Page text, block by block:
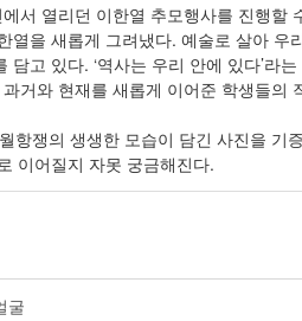
서 열리던 이한열 추모행사를 진행할
을 새롭게 그려냈다. 예술로 살아 우
고 있다. ‘역사는 우리 안에 있다’라는
거와 현재를 새롭게 이어준 학생들의
쟁의 생생한 모습이 담긴 사진을 기
이어질지 자못 궁금해진다.
굴